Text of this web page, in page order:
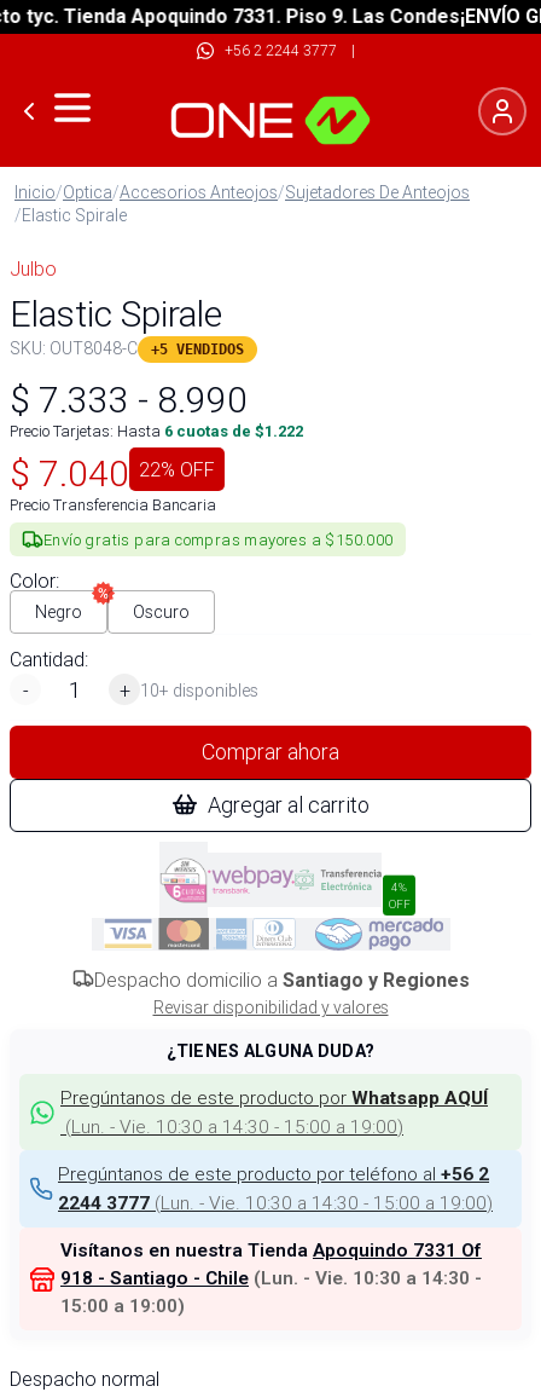
Tienda Apoquindo 7331. Piso 9. Las Condes¡ENVÍO
+56 2 2244 3777 |
Inicio/Optica/Accesorios Anteojos/Sujetadores De Anteojos
/Elastic Spirale
Julbo
Elastic Spirale
SKU: OUT8048-C +5 VENDIDOS
$ 7.333 - 8.990
Precio Tarjetas: Hasta 6 cuotas de $1.222
$ 7.040 22% OFF
Precio Transferencia Bancaria
Envío gratis para compras mayores a $150.000
Color:
Negro Oscuro
Cantidad:
-
+ 10+ disponibles
Comprar ahora
Agregar al carrito
4%
OFF
Despacho domicilio a Santiago y Regiones
Revisar disponibilidad y valores
¿TIENES ALGUNA DUDA?
Pregúntanos de este producto por Whatsapp AQUÍ
(Lun. - Vie. 10:30 a 14:30 - 15:00 a 19:00)
Pregúntanos de este producto por teléfono al +56 2
2244 3777 (Lun. - Vie. 10:30 a 14:30 - 15:00 a 19:00)
Visítanos en nuestra Tienda Apoquindo 7331 Of
918 - Santiago - Chile (Lun. - Vie. 10:30 a 14:30 -
15:00 a 19:00)
Despacho normal